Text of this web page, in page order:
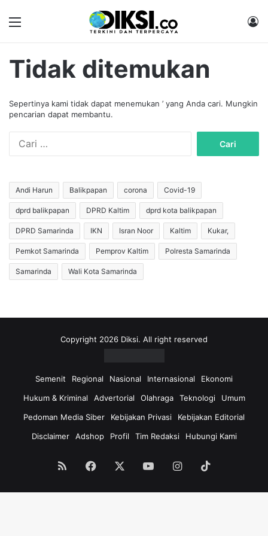
Tidak ditemukan
Sepertinya kami tidak dapat menemukan ’ yang Anda cari. Mungkin
pencarian dapat membantu.
u
n
t
u
k
:
Andi Harun Balikpapan corona Covid-19
dprd balikpapan DPRD Kaltim dprd kota balikpapan
DPRD Samarinda IKN Isran Noor Kaltim Kukar,
Pemkot Samarinda Pemprov Kaltim Polresta Samarinda
Samarinda Wali Kota Samarinda
Copyright 2026 Diksi. All right reserved
Semenit Regional Nasional Internasional
Ekonomi
Hukum & Kriminal
Advertorial Olahraga Teknologi
Umum
Pedoman Media Siber
Kebijakan Privasi
Kebijakan Editorial
Disclaimer
Adshop Profil Tim Redaksi Hubungi Kami
RSS Facebook YouTubeInstagram